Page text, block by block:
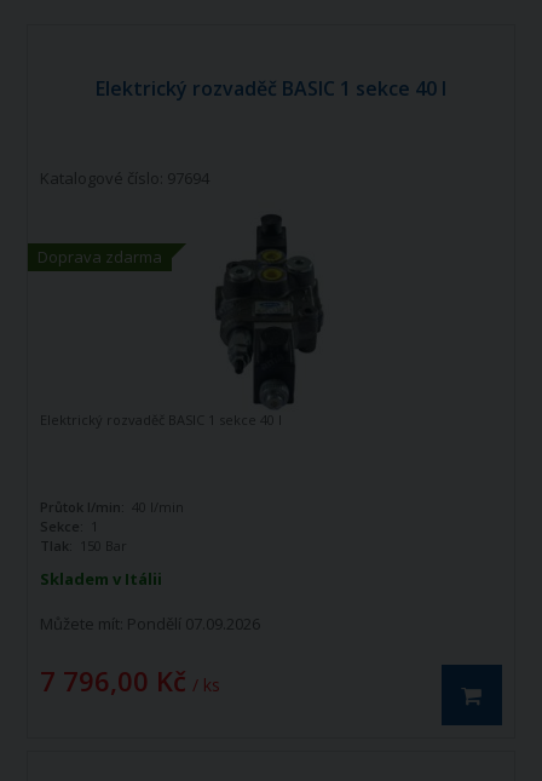
Elektrický rozvaděč BASIC 1 sekce 40 l
Doprava zdarma
Katalogové číslo: 97694
Skladem v Itálii
Můžete mít: Pondělí 07.09.2026
7 796,00 Kč / ks
Elektrický rozvaděč BASIC 1 sekce 40 l
Průtok l/min:
40 l/min
Sekce:
1
Tlak:
150 Bar